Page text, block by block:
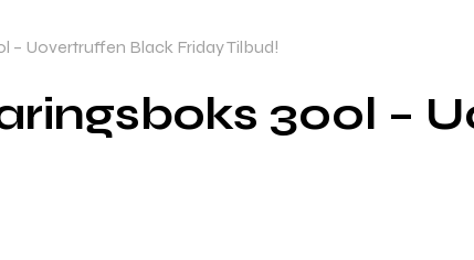
– Uovertruffen Black Friday Tilbud!
300l –